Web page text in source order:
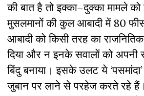
की बात है तो इक्का–दुक्का मामले को
मुसलमानों की कुल आबादी में80
आबादी को किसी तरह का राजनितिक
दिया और न इनके सवालों को अपनी
बिंदु बनाया। इसके उलट ये‘पसमांदा
जुबान पर लाने से परहेज करते रहे हैं।